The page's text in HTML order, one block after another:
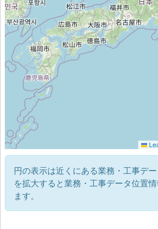
円の表示は近くにある業務・工事デ
を拡大すると業務・工事データ位置
ます。